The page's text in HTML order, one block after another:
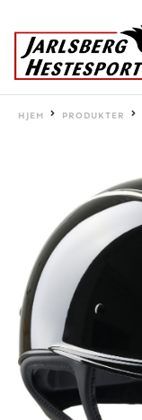
HJEM PRODUKTER